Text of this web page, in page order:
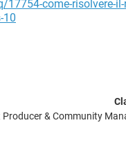
come-risolvere-
10
& Community